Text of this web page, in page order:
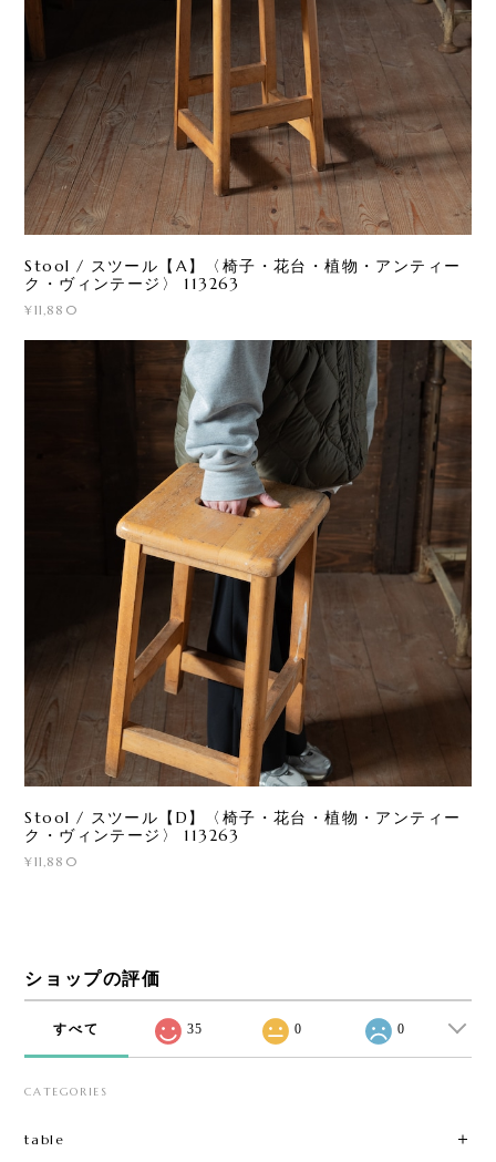
Stool / スツール【A】〈椅子・花台・植物・アンティー
ク・ヴィンテージ〉 113263
¥11,880
Stool / スツール【D】〈椅子・花台・植物・アンティー
ク・ヴィンテージ〉 113263
¥11,880
ショップの評価
すべて 35 0 0
CATEGORIES
table